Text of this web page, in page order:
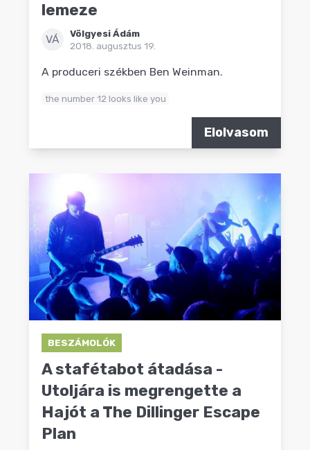
lemeze
VÁ
Völgyesi Ádám
2018. augusztus 19.
A produceri székben Ben Weinman.
the number 12 looks like you
Elolvasom
BESZÁMOLÓK
A stafétabot átadása -
Utoljára is megrengette a
Hajót a The Dillinger Escape
Plan